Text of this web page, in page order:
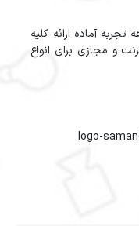
آماده ارائه کلیه
و مجازی برای انواع